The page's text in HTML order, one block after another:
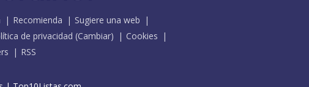
Recomienda
Sugiere una web
de privacidad (Cambiar)
Cookies
RSS